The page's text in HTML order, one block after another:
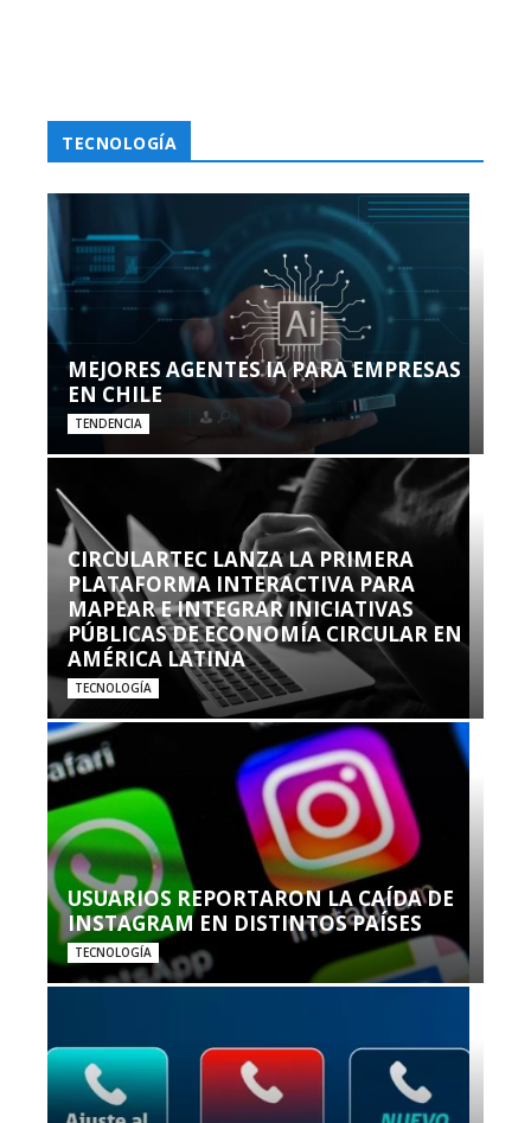
TECNOLOGÍA
MEJORES AGENTES IA PARA EMPRESAS
EN CHILE
TENDENCIA
CIRCULARTEC LANZA LA PRIMERA
PLATAFORMA INTERACTIVA PARA
MAPEAR E INTEGRAR INICIATIVAS
PÚBLICAS DE ECONOMÍA CIRCULAR EN
AMÉRICA LATINA
TECNOLOGÍA
USUARIOS REPORTARON LA CAÍDA DE
INSTAGRAM EN DISTINTOS PAÍSES
TECNOLOGÍA